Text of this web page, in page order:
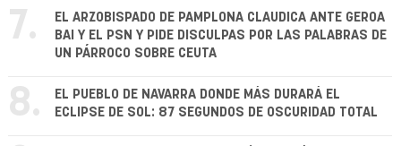
7.
EL ARZOBISPADO DE PAMPLONA CLAUDICA ANTE GEROA
BAI Y EL PSN Y PIDE DISCULPAS POR LAS PALABRAS DE
UN PÁRROCO SOBRE CEUTA
8.
EL PUEBLO DE NAVARRA DONDE MÁS DURARÁ EL
ECLIPSE DE SOL: 87 SEGUNDOS DE OSCURIDAD TOTAL